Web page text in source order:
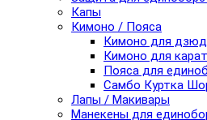
Капы
Кимоно / Пояса
Кимоно для
Кимоно для
Пояса для
Самбо Куртка
Лапы / Макивары
Манекены для